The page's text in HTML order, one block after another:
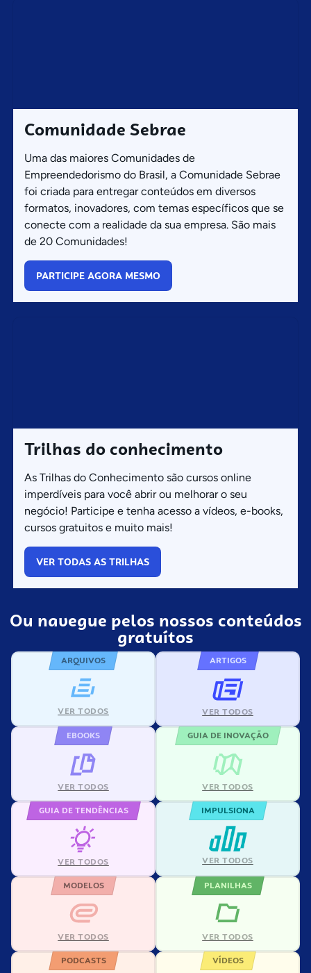
Comunidade Sebrae
Uma das maiores Comunidades de
Empreendedorismo do Brasil, a Comunidade Sebrae
foi criada para entregar conteúdos em diversos
formatos, inovadores, com temas específicos que se
conecte com a realidade da sua empresa. São mais
de 20 Comunidades!
PARTICIPE AGORA MESMO
Trilhas do conhecimento
As Trilhas do Conhecimento são cursos online
imperdíveis para você abrir ou melhorar o seu
negócio! Participe e tenha acesso a vídeos, e-books,
cursos gratuitos e muito mais!
VER TODAS AS TRILHAS
Ou navegue pelos nossos conteúdos
gratuítos
ARQUIVOS
VER TODOS
ARTIGOS
VER TODOS
EBOOKS
VER TODOS
GUIA DE INOVAÇÃO
VER TODOS
GUIA DE TENDÊNCIAS
VER TODOS
IMPULSIONA
VER TODOS
MODELOS
VER TODOS
PLANILHAS
VER TODOS
PODCASTS VÍDEOS